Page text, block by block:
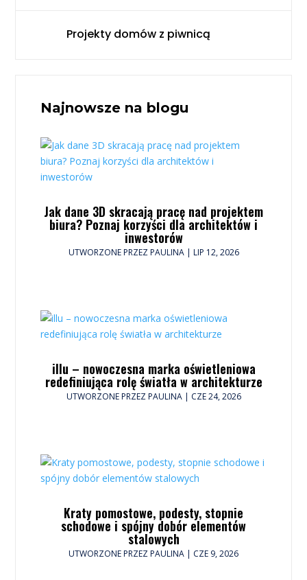
Projekty domów z piwnicą
Najnowsze na blogu
Jak dane 3D skracają pracę nad projektem
biura? Poznaj korzyści dla architektów i
inwestorów
UTWORZONE PRZEZPAULINA| LIP 12, 2026
illu – nowoczesna marka oświetleniowa
redefiniująca rolę światła w architekturze
UTWORZONE PRZEZPAULINA| CZE 24, 2026
Kraty pomostowe, podesty, stopnie
schodowe i spójny dobór elementów
stalowych
UTWORZONE PRZEZPAULINA | CZE 9, 2026